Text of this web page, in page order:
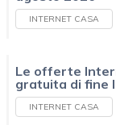
INTERNET CASA
Le offerte
gratuita di fine
INTERNET CASA